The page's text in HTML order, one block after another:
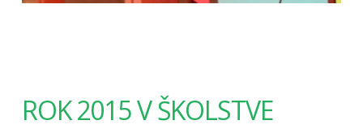
ROK 2015 V ŠKOLSTVE